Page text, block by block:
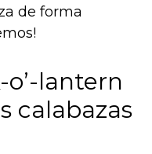
de forma
o’-lantern
calabazas